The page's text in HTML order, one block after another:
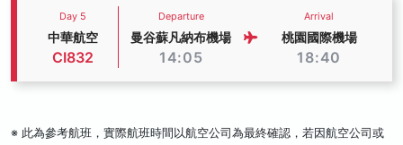
Day 5
中華航空
CI832
Departure
曼谷蘇凡納布機場
14:05
Arrival
桃園國際機場
18:40
※ 此為參考航班，實際航班時間以航空公司為最終確認，若因航空公司或